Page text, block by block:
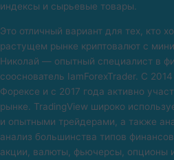
индексы и сырьевые товары.
Это отличный вариант для тех, кто
растущем рынке криптовалют с
Николай — опытный специалист в
сооснователь IamForexTrader. С
Форексе и с 2017 года активно
рынке. TradingView широко
и опытными трейдерами, а также
анализ большинства типов
акции, валюты, фьючерсы, опционы